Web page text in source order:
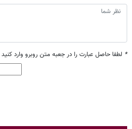
* لطفا حاصل عبارت را در جعبه متن روبرو وارد کنید